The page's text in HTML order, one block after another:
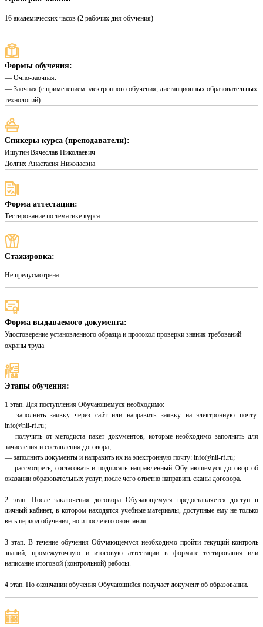
16 академических часов (2 рабочих дня обучения)
Формы обучения:
— Очно-заочная.
— Заочная (с применением электронного обучения, дистанционных образовательных
технологий).
Спикеры курса (преподаватели):
Ишутин Вячеслав Николаевич
Долгих Анастасия Николаевна
Форма аттестации:
Тестирование по тематике курса
Стажировка:
Не предусмотрена
Форма выдаваемого документа:
Удостоверение установленного образца и протокол проверки знания требований
охраны труда
Этапы обучения:
1 этап. Для поступления Обучающемуся необходимо:
— заполнить заявку через сайт или направить заявку на электронную почту:
info@nii-rf.ru;
— получить от методиста пакет документов, которые необходимо заполнить для
зачисления и составления договора;
— заполнить документы и направить их на электронную почту: info@nii-rf.ru;
— рассмотреть, согласовать и подписать направленный Обучающемуся договор об
оказании образовательных услуг, после чего ответно направить сканы договора.
2 этап. После заключения договора Обучающемуся предоставляется доступ в
личный кабинет, в котором находятся учебные материалы, доступные ему не только
весь период обучения, но и после его окончания.
3 этап. В течение обучения Обучающемуся необходимо пройти текущий контроль
знаний, промежуточную и итоговую аттестации в формате тестирования или
написание итоговой (контрольной) работы.
4 этап. По окончании обучения Обучающийся получает документ об образовании.